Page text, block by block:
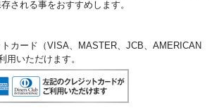
される事をおすすめします。
カード（VISA、MASTER、JCB、AMERICAN
用いただけます。